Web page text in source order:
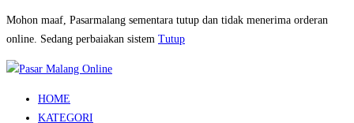
Mohon maaf, Pasarmalang sementara tutup dan tidak menerima orderan
online. Sedang perbaiakan sistem Tutup
HOME
KATEGORI